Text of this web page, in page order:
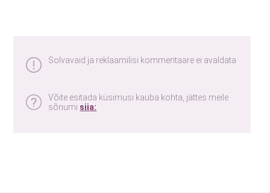
Solvavaid ja reklaamilisi kommentaare ei avaldata
Võite esitada küsimusi kauba kohta, jättes meile
sõnumi siia: